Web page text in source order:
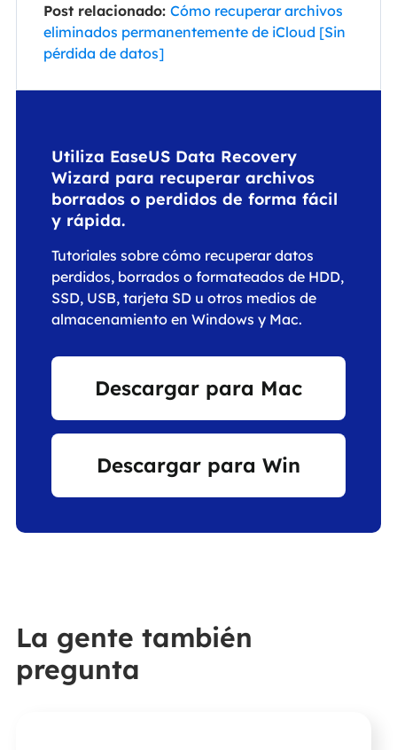
Post relacionado: Cómo recuperar archivos
eliminados permanentemente de iCloud [Sin
pérdida de datos]
Utiliza EaseUS Data Recovery
Wizard para recuperar archivos
borrados o perdidos de forma fácil
y rápida.
Tutoriales sobre cómo recuperar datos
perdidos, borrados o formateados de HDD,
SSD, USB, tarjeta SD u otros medios de
almacenamiento en Windows y Mac.
Descargar para Mac
Descargar para Win
La gente también
pregunta